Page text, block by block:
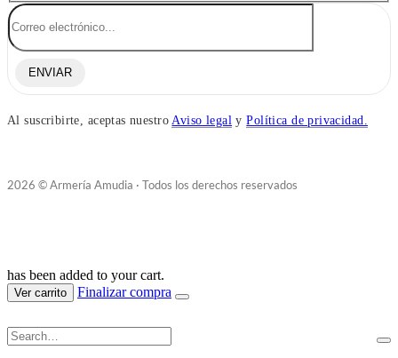
ENVIAR
Al suscribirte, aceptas nuestro Aviso legal yPolítica de privacidad.
2026 © Armería Amudia · Todos los derechos reservados
has been added to your cart.
Ver carrito Finalizar compra